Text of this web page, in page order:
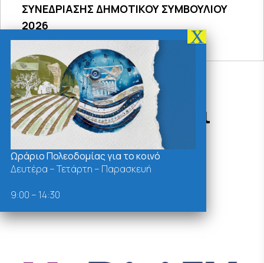
ΣΥΝΕΔΡΙΑΣΗΣ ΔΗΜΟΤΙΚΟΥ ΣΥΜΒΟΥΛΙΟΥ
2026
Δράσεις - Χρήσιμοι
Σύνδεσμοι
Ωράριο Πολεοδομίας για το κοινό
Δευτέρα – Τετάρτη – Παρασκευή
9:00 – 14:30